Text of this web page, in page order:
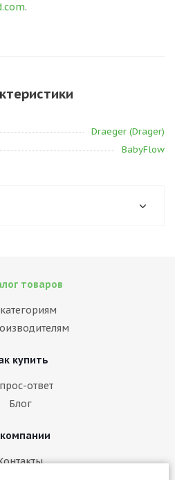
.
Draeger (Drager)
BabyFlow
товаров
купить
ответ
Блог